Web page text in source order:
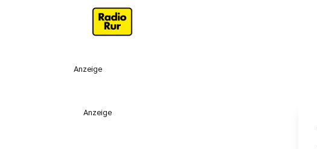
Anzeige
Anzeige